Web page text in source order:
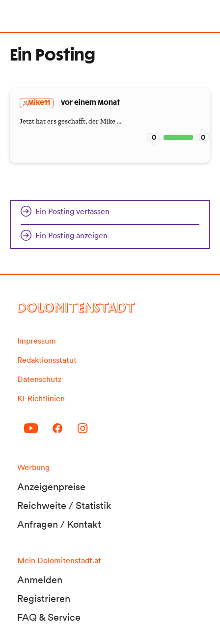
Ein Posting
Mike11 vor einem Monat
Jetzt hat ers geschafft, der Mike ...
0 0
Ein Posting verfassen
Ein Posting anzeigen
DOLOMITENSTADT
Impressum
Redaktionsstatut
Datenschutz
KI-Richtlinien
Werbung
Anzeigenpreise
Reichweite / Statistik
Anfragen / Kontakt
Mein Dolomitenstadt.at
Anmelden
Registrieren
FAQ & Service